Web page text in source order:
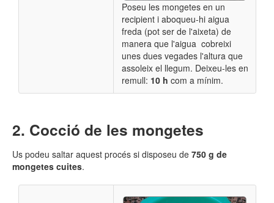
Poseu les mongetes en un
recipient i aboqueu-hi aigua
freda (pot ser de l'aixeta) de
manera que l'aigua cobreixi
unes dues vegades l'altura que
assoleix el llegum. ​ Deixeu-les en
remull: 10 h com a mínim.
Cocció de les mongetes
Us podeu saltar aquest procés si disposeu de 750 g de
mongetes cuites.